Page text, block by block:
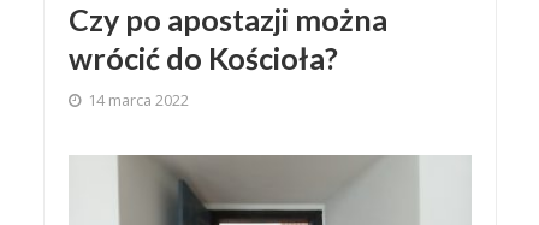
Czy po apostazji można
wrócić do Kościoła?
14 marca 2022